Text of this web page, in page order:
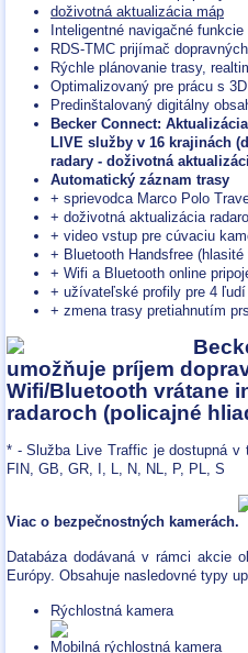
doživotná aktualizácia máp
Inteligentné navigačné funkcie
RDS-TMC prijímač
Rýchle plánovanie trasy,
Optimalizovaný pre prácu s
Predinštalovaný digitálny
Becker Connect:
LIVE služby v 16 krajinách
radary - doživotná
Automatický záznam trasy
+ sprievodca Marco Polo
+ doživotná aktualizácia
+ video vstup pre cúvaciu
+ Bluetooth Handsfree (hlasité
+ Wifi a Bluetooth online
+ užívateľské profily pre 4 ľudí
+ zmena trasy pretiahnutím
umožňuje príjem
Wifi/Bluetooth vrátane
radaroch (policajné
* - Služba Live Traffic je dostupná
FIN, GB, GR, I, L, N, NL, P, PL, S
Viac o bezpečnostných kamerách.
Databáza dodávaná v rámci akcie
Európy. Obsahuje nasledovné typy
Rýchlostná kamera
Mobilná rýchlostná kamera